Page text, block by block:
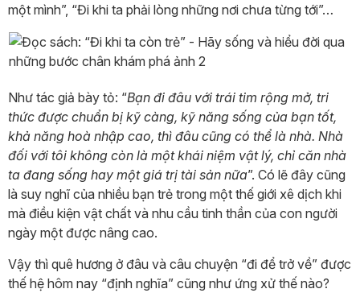
một mình”, “Đi khi ta phải lòng những nơi chưa từng tới”…
Như tác giả bày tỏ: “Bạn đi đâu với trái tim rộng mở, tri
thức được chuẩn bị kỹ càng, kỹ năng sống của bạn tốt,
khả năng hoà nhập cao, thì đâu cũng có thể là nhà. Nhà
đối với tôi không còn là một khái niệm vật lý, chỉ căn nhà
ta đang sống hay một giá trị tài sản nữa”. Có lẽ đây cũng
là suy nghĩ của nhiều bạn trẻ trong một thế giới xê dịch khi
mà điều kiện vật chất và nhu cầu tinh thần của con người
ngày một được nâng cao.
Vậy thì quê hương ở đâu và câu chuyện “đi để trở về” được
thế hệ hôm nay “định nghĩa” cũng như ứng xử thế nào?